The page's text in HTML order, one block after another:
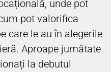
unde pot
pot valorifica
care le au în alegerile
Aproape jumătate
la debutul